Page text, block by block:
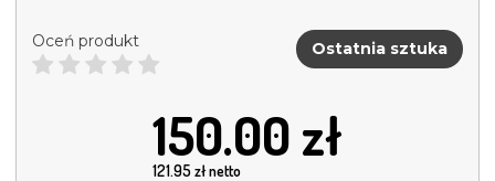
Oceń produkt Ostatnia sztuka
150.00 zł
121.95zł netto